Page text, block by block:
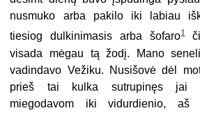
nusmuko arba pakilo iki labiau
tiesiog dulkinimasis arba šofaro1
visada mėgau tą žodį. Mano
vadindavo Vežiku. Nusišovė dėl
prieš tai kulka sutrupinęs jai
miegodavom iki vidurdienio, aš